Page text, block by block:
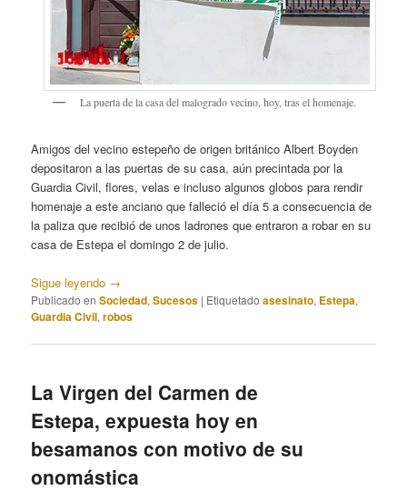
La puerta de la casa del malogrado vecino, hoy, tras el homenaje.
Amigos del vecino estepeño de origen británico Albert Boyden
depositaron a las puertas de su casa, aún precintada por la
Guardia Civil, flores, velas e incluso algunos globos para rendir
homenaje a este anciano que falleció el día 5 a consecuencia de
la paliza que recibió de unos ladrones que entraron a robar en su
casa de Estepa el domingo 2 de julio.
Sigue leyendo →
Publicado en Sociedad,Sucesos | Etiquetado asesinato, Estepa,
Guardia Civil,robos
La Virgen del Carmen de
Estepa, expuesta hoy en
besamanos con motivo de su
onomástica